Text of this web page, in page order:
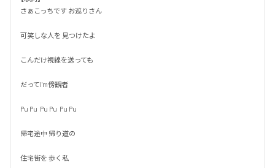
さぁこっちです お巡りさん
可笑しな人を 見つけたよ
こんだけ視線を送っても
だってI'm傍観者
Pu Pu  Pu Pu  Pu Pu
帰宅途中 帰り道の
住宅街を 歩く私